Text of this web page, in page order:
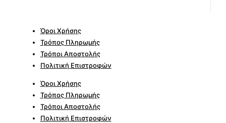
Όροι Χρήσης
Τρόπος Πληρωμής
Τρόποι Αποστολής
Πολιτική Επιστροφών
Όροι Χρήσης
Τρόπος Πληρωμής
Τρόποι Αποστολής
Πολιτική Επιστροφών